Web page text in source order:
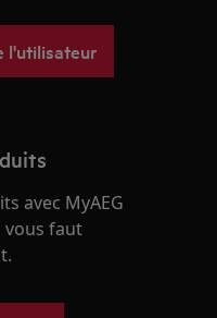
l'utilisateur
avec MyAEG
vous faut